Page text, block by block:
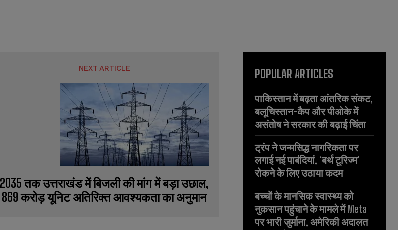
NEXT ARTICLE
2035 तक उत्तराखंड में बिजली की मांग में बड़ा उछाल,
869 करोड़ यूनिट अतिरिक्त आवश्यकता का अनुमान
POPULAR ARTICLES
पाकिस्तान में बढ़ता आंतरिक संकट,
बलूचिस्तान-कैप और पीओके में
असंतोष ने सरकार की बढ़ाई चिंता
ट्रंप ने जन्मसिद्ध नागरिकता पर
लगाई नई पाबंदियां, ‘बर्थ टूरिज्म’
रोकने के लिए उठाया कदम
बच्चों के मानसिक स्वास्थ्य को
नुकसान पहुंचाने के मामले में Meta
पर भारी जुर्माना, अमेरिकी अदालत